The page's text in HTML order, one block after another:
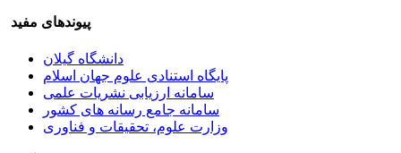
پیوندهای مفید
دانشگاه گیلان
پایگاه استنادی علوم جهان اسلام
سامانه ارزیابی نشریات علمی
سامانه جامع رسانه های کشور
وزارت علوم، تحقیقات و فناوری